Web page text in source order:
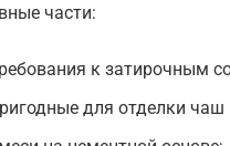
части:
к затирочным
для отделки